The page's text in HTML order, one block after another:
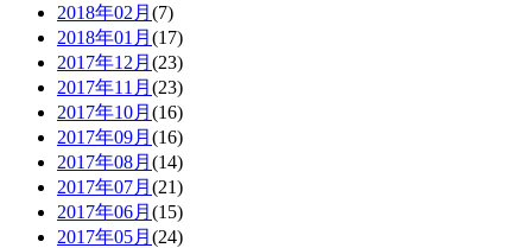
2018年02月 (7)
2018年01月 (17)
2017年12月 (23)
2017年11月 (23)
2017年10月 (16)
2017年09月 (16)
2017年08月 (14)
2017年07月 (21)
2017年06月 (15)
2017年05月 (24)